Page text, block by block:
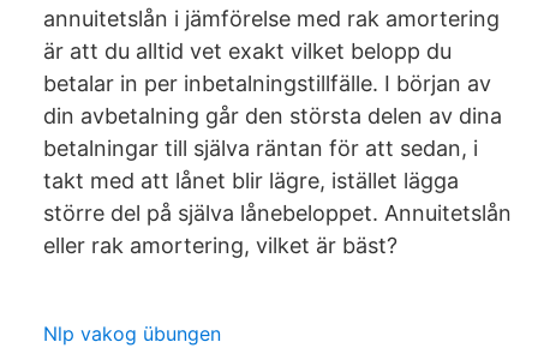
annuitetslån i jämförelse med rak amortering
är att du alltid vet exakt vilket belopp du
betalar in per inbetalningstillfälle. I början av
din avbetalning går den största delen av dina
betalningar till själva räntan för att sedan, i
takt med att lånet blir lägre, istället lägga
större del på själva lånebeloppet. Annuitetslån
eller rak amortering, vilket är bäst?
Nlp vakog übungen